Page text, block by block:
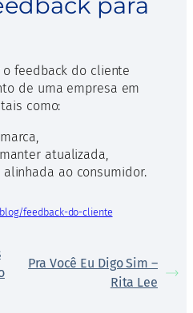
feedback do cliente
de uma empresa em
como:
atualizada,
ao consumidor.
feedback-do-cliente
Pra Você Eu Digo Sim –
Rita Lee